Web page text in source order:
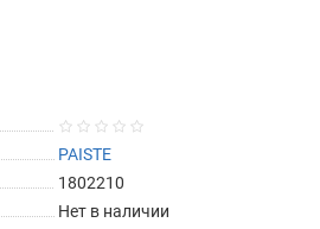
PAISTE
1802210
Нет в наличии